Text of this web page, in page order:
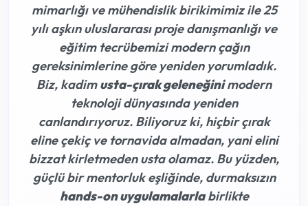
mimarlığı ve mühendislik birikimimiz ile 25
yılı aşkın uluslararası proje danışmanlığı ve
eğitim tecrübemizi modern çağın
gereksinimlerine göre yeniden yorumladık.
Biz, kadimusta-çırak geleneğinimodern
teknoloji dünyasında yeniden
canlandırıyoruz. Biliyoruz ki, hiçbir çırak
eline çekiç ve tornavida almadan, yani elini
bizzat kirletmeden usta olamaz. Bu yüzden,
güçlü bir mentorluk eşliğinde, durmaksızın
hands-on uygulamalarlabirlikte